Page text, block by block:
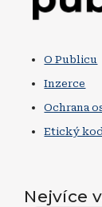
O Publicu
Inzerce
Ochrana
Etický
Nejvíce